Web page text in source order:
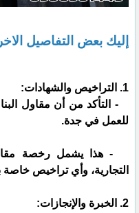
إليك بعض التفاصيل
1. التراخيص والشهادات:
- التأكد من أن مقاول
للعمل في جدة.
- هذا يشمل رخصة
التجارية، وأي تراخيص
2. الخبرة والإنجازات: